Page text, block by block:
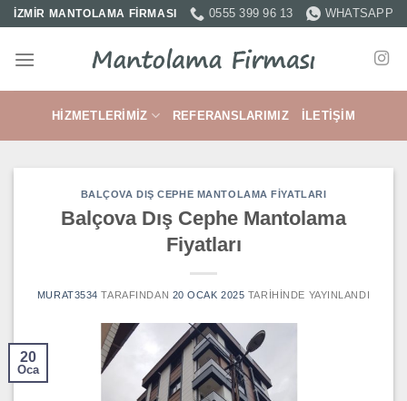
İçeriğe
İZMİR MANTOLAMA FİRMASI 0555 399 96 13 WHATSAPP
HIZMETLERIMIZ REFERANSLARIMIZ İLETIŞIM
BALÇOVA DIŞ CEPHE MANTOLAMA FIYATLARI
Balçova Dış Cephe Mantolama
Fiyatları
MURAT3534 TARAFINDAN 20 OCAK 2025 TARIHINDE YAYINLANDI
20
Oca